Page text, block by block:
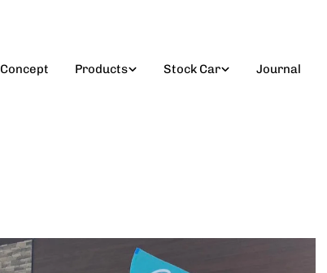
Concept Products Stock Car Journal